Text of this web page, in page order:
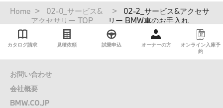
パ
Home
02-0_サービス&
アクセサリー TOP
02-2_サービス&アクセサ
リー BMW車のお手入れ
カタログ請求 見積依頼 試乗申込 オーナーの方
オンライン入庫予
約
お問い合わせ
会社概要
BMW.CO.JP